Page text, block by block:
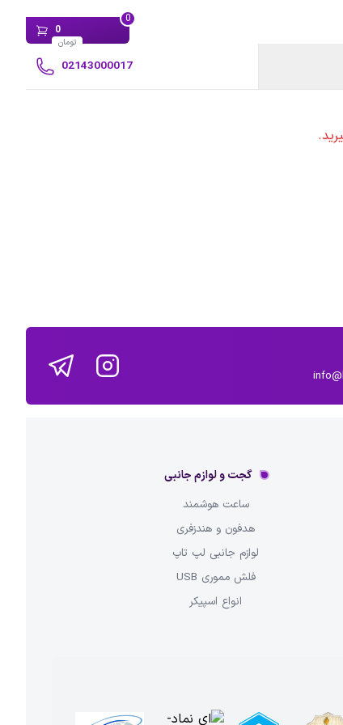
0
0
تومان
02143000017
گجت و لوازم جانبی
ساعت هوشمند
هدفون و هندزفری
لوازم جانبی لپ تاپ
فلش مموری USB
انواع اسپیکر